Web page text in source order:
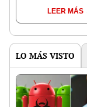
LEER MÁS
LO MÁS VISTO